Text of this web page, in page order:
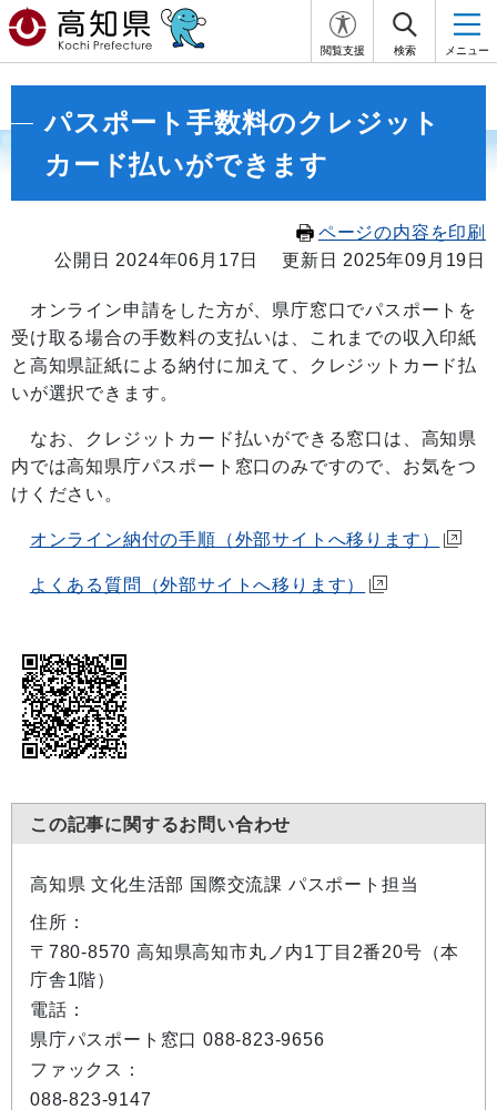
閲覧支援 検索 メニュー
パスポート手数料のクレジット
カード払いができます
ページの内容を印刷
公開日 2024年06月17日
更新日 2025年09月19日
オンライン申請をした方が、県庁窓口でパスポートを
受け取る場合の手数料の支払いは、これまでの収入印紙
と高知県証紙による納付に加えて、クレジットカード払
いが選択できます。
なお、クレジットカード払いができる窓口は、高知県
内では高知県庁パスポート窓口のみですので、お気をつ
けください。
オンライン納付の手順（外部サイトへ移ります）
よくある質問（外部サイトへ移ります）
この記事に関するお問い合わせ
高知県 文化生活部 国際交流課 パスポート担当
住所：
〒780-8570 高知県高知市丸ノ内1丁目2番20号（本
庁舎1階）
電話：
県庁パスポート窓口 088-823-9656
ファックス：
088-823-9147